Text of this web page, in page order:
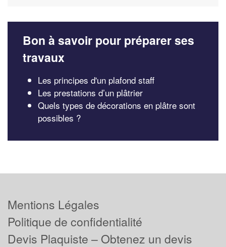
Bon à savoir pour préparer ses
travaux
Les principes d'un plafond staff
Les prestations d’un plâtrier
Quels types de décorations en plâtre sont
possibles ?
Mentions Légales
Politique de confidentialité
Devis Plaquiste – Obtenez un devis